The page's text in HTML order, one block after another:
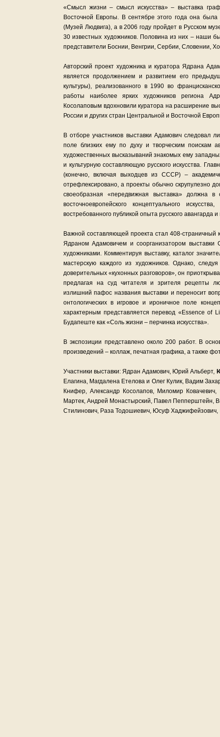
«Смысл жизни – смысл искусства» – выставка
Восточной Европы. В сентябре этого года она
(Музей Людвига), а в 2006 году пройдет в Русском
30 известных художников. Половина из них – наши
представители Боснии, Венгрии, Сербии, Словении,
Авторский проект художника и куратора Ядрана
является продолжением и развитием его
культуры), реализованного в 1990 во
работы наиболее ярких художников региона
Косолаповым вдохновили куратора на расширение
России и других стран Центральной и Восточной
В отборе участников выставки Адамович следовал
поле близких ему по духу и творческим поискам
художественных высказываний знакомых ему
и культурную составляющую русского искусства.
(конечно, включая выходцев из СССР) –
отрефлексировано, а проекты обычно скрупулезно
своеобразная «передвижная выставка» должна в
восточноевропейского концептуального
востребованного публикой опыта русского авангарда и
Важной составляющей проекта стал 408-страничный
Ядраном Адамовичем и соорганизатором
художниками. Комментируя выставку, каталог
мастерскую каждого из художников. Однако,
доверительных «кухонных разговоров», он
предлагая на суд читателя и зрителя рецепты
излишний пафос названия выставки и переносит
онтологических в игровое и ироничное поле
характерным представляется перевод «Essence of
Будапеште как «Соль жизни – перчинка искусства».
В экспозиции представлено около 200 работ. В
произведений – коллаж, печатная графика, а также
Участники выставки: Ядран Адамович, Юрий Альберт,
Елагина, Магдалена Етелова и Олег Кулик, Вадим
Книфер, Александр Косолапов, Миломир
Мартек, Андрей Монастырский, Павел Пепперштейн,
Стилинович, Раза Тодошиевич, Юсуф